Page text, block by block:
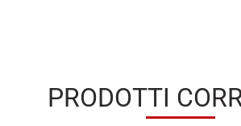
PRODOTTI